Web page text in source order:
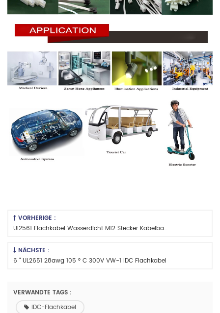
VORHERIGE :
Ul2561 Flachkabel Wasserdicht M12 Stecker Kabelbaum
NÄCHSTE :
6 " UL2651 28awg 105 ° C 300V VW-1 IDC Flachkabel
VERWANDTE TAGS :
IDC-Flachkabel